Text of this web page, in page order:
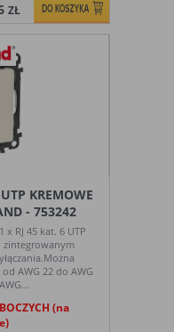
ZŁ
KREMOWE
- 753242
RJ 45 kat. 6 UTP
i zintegrowanym
AWG 22 do AWG
(na